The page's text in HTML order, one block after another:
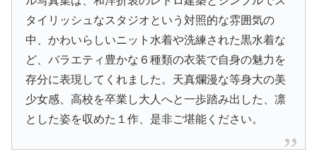
タイリッシュなスタジオという対照的な雰囲気の
中、かわいらしいニット水着や洗練された黒水着な
ど、バラエティ豊かな６種類の衣装で自身の魅力を
存分に表現してくれました。天真爛漫な等身大の美
少女感、高校を卒業し大人へと一歩踏み出した、凛
とした姿を収めた１作、是非ご堪能ください。